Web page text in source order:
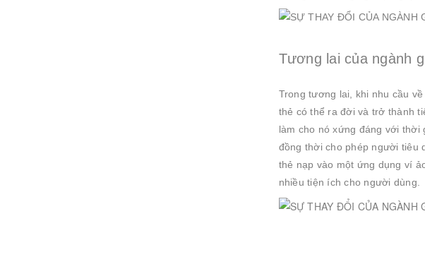
Tương lai của ngành
Trong tương lai, khi nhu cầu
thẻ có thể ra đời và trở thành
làm cho nó xứng đáng với
đồng thời cho phép người tiêu
thẻ nạp vào một ứng dụng ví
nhiều tiện ích cho người dùng.